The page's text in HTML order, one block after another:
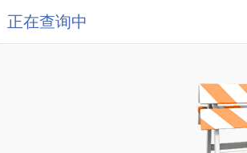
正在查询中